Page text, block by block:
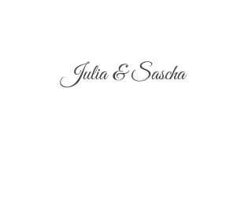
Julia & Sascha